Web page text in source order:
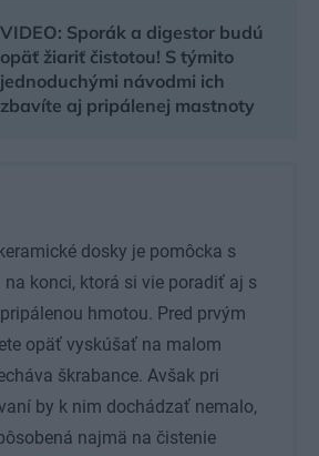
VIDEO: Sporák a digestor budú
opäť žiariť čistotou! S týmito
jednoduchými návodmi ich
zbavíte aj pripálenej mastnoty
dosky je pomôcka s
konci, ktorá si vie poradiť aj s
hmotou. Pred prvým
opäť vyskúšať na malom
škrabance. Avšak pri
by k nim dochádzať nemalo,
najmä na čistenie